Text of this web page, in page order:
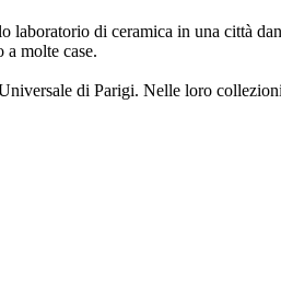
laboratorio di ceramica in una città
a molte case.
di Parigi. Nelle loro